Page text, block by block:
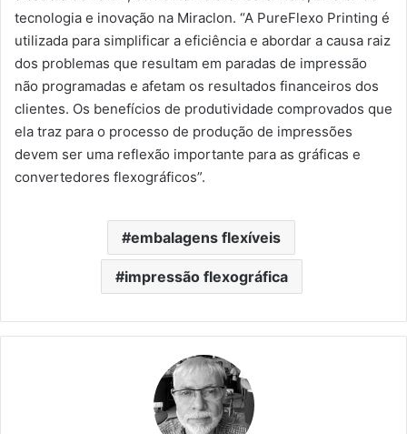
tecnologia e inovação na Miraclon. “A PureFlexo Printing é
utilizada para simplificar a eficiência e abordar a causa raiz
dos problemas que resultam em paradas de impressão
não programadas e afetam os resultados financeiros dos
clientes. Os benefícios de produtividade comprovados que
ela traz para o processo de produção de impressões
devem ser uma reflexão importante para as gráficas e
convertedores flexográficos”.
embalagens flexíveis
impressão flexográfica